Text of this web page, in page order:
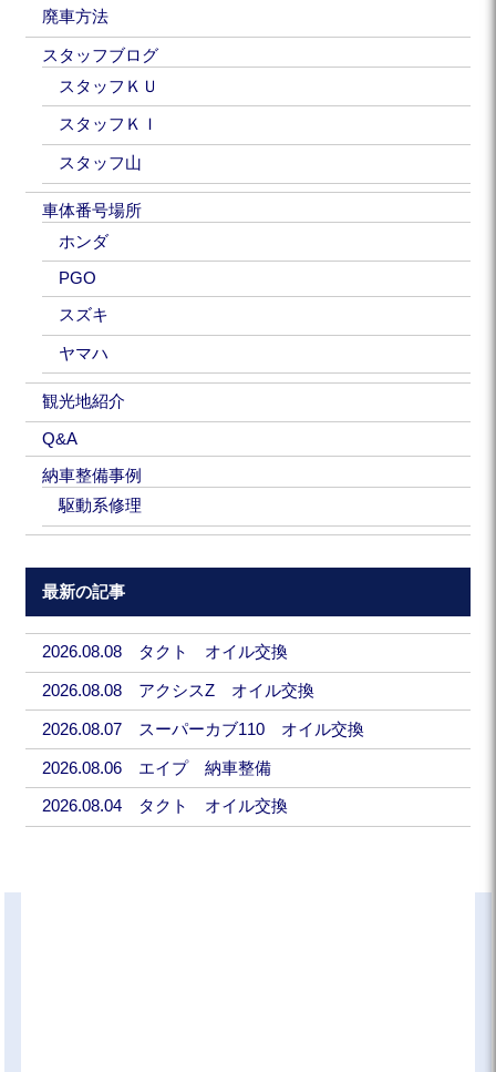
廃車方法
スタッフブログ
スタッフＫＵ
スタッフＫＩ
スタッフ山
車体番号場所
ホンダ
PGO
スズキ
ヤマハ
観光地紹介
Q&A
納車整備事例
駆動系修理
最新の記事
2026.08.08 タクト オイル交換
2026.08.08 アクシスZ オイル交換
2026.08.07 スーパーカブ110 オイル交換
2026.08.06 エイプ 納車整備
2026.08.04 タクト オイル交換